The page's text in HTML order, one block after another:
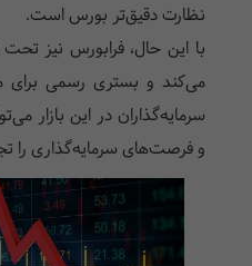
نظارت دقیق‌تر بورس است.
با این حال، فرابورس نیز
می‌کند و بستری رسمی برای
سرمایه‌گذاران در این بازار
و فرصت‌های سرمایه‌گذاری را